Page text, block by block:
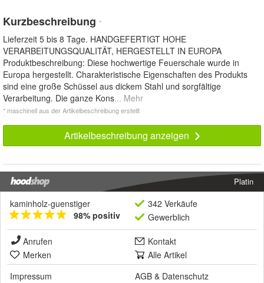
Kurzbeschreibung *
Lieferzeit 5 bis 8 Tage. HANDGEFERTIGT HOHE
VERARBEITUNGSQUALITÄT, HERGESTELLT IN EUROPA
Produktbeschreibung: Diese hochwertige Feuerschale wurde in
Europa hergestellt. Charakteristische Eigenschaften des Produkts
sind eine große Schüssel aus dickem Stahl und sorgfältige
Verarbeitung. Die ganze Kons... Mehr
* maschinell aus der Artikelbeschreibung erstellt
Artikelbeschreibung anzeigen
Platin
kaminholz-guenstiger
98% positiv
342 Verkäufe
Gewerblich
Anrufen
Kontakt
Merken
Alle Artikel
Impressum
AGB & Datenschutz